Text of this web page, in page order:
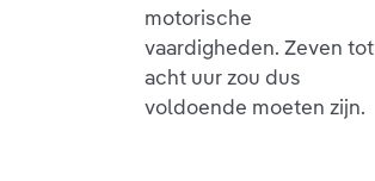
motorische
vaardigheden. Zeven tot
acht uur zou dus
voldoende moeten zijn.